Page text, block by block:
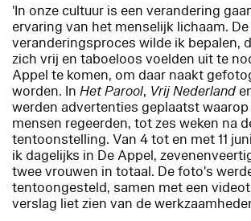
'In onze cultuur is een verandering
ervaring van het menselijk lichaam.
veranderingsproces wilde ik bepalen,
zich vrij en taboeloos voelden uit te
Appel te komen, om daar naakt
worden. In Het Parool, Vrij Nederland
werden advertenties geplaatst
mensen regeerden, tot zes weken na
tentoonstelling. Van 4 tot en met 11
ik dagelijks in De Appel,
twee vrouwen in totaal. De foto's
tentoongesteld, samen met een
verslag liet zien van de